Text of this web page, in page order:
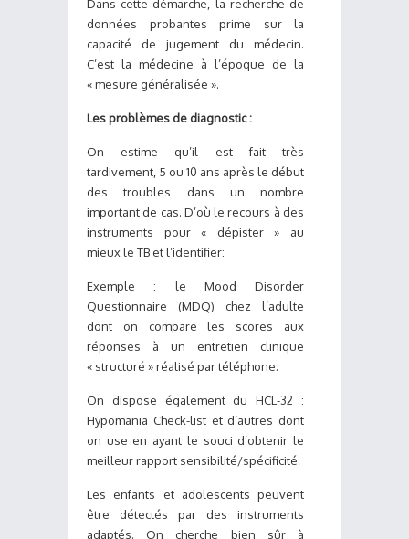
Dans cette démarche, la recherche de
données probantes prime sur la
capacité de jugement du médecin.
C’est la médecine à l’époque de la
« mesure généralisée ».
Les problèmes de diagnostic :
On estime qu’il est fait très
tardivement, 5 ou 10 ans après le début
des troubles dans un nombre
important de cas. D’où le recours à des
instruments pour « dépister » au
mieux le TB et l’identifier:
Exemple : le Mood Disorder
Questionnaire (MDQ) chez l’adulte
dont on compare les scores aux
réponses à un entretien clinique
« structuré » réalisé par téléphone.
On dispose également du HCL-32 :
Hypomania Check-list et d’autres dont
on use en ayant le souci d’obtenir le
meilleur rapport sensibilité/spécificité.
Les enfants et adolescents peuvent
être détectés par des instruments
adaptés. On cherche bien sûr à